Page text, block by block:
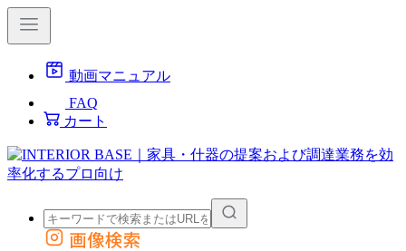
動画マニュアル
FAQ
カート
外部サイトの商品をカートに追加
画像検索